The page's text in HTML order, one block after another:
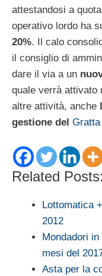
attestandosi a quota
operativo lordo ha
20%. Il calo
il consiglio di
dare il via a un
quale verrà attivato
altre attività, anche
gestione del
Related Posts:
Lottomatica
2012
Mondadori
mesi del
Asta per la